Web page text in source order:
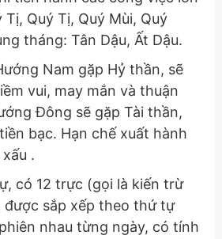
Tị, Quý Tị, Quý Mùi, Quý
tháng: Tân Dậu, Ất Dậu.
Nam gặp Hỷ thần, sẽ
vui, may mắn và thuận
Đông sẽ gặp Tài thần,
bạc. Hạn chế xuất hành
xấu .
có 12 trực (gọi là kiến trừ
sắp xếp theo thứ tự
nhau từng ngày, có tính